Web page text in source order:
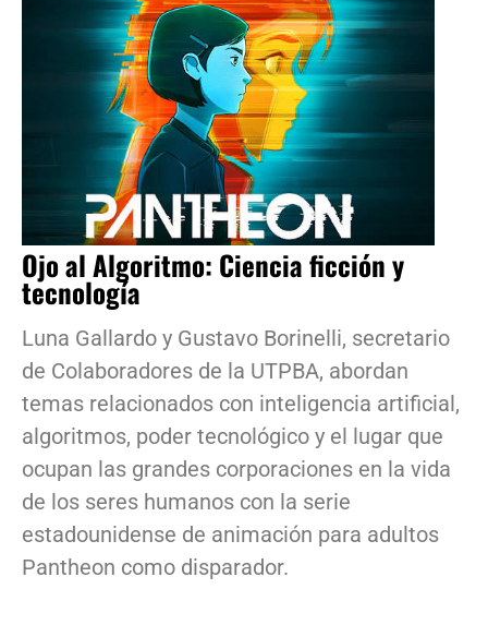
Ojo al Algoritmo: Ciencia ficción y
tecnología
Luna Gallardo y Gustavo Borinelli, secretario
de Colaboradores de la UTPBA, abordan
temas relacionados con inteligencia artificial,
algoritmos, poder tecnológico y el lugar que
ocupan las grandes corporaciones en la vida
de los seres humanos con la serie
estadounidense de animación para adultos
Pantheon como disparador.